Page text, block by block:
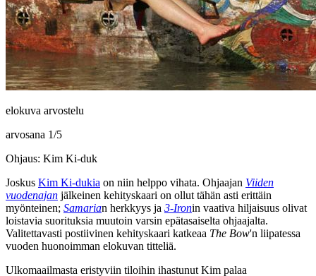
elokuva arvostelu
arvosana 1/5
Ohjaus: Kim Ki-duk
Joskus Kim Ki‑dukia on niin helppo vihata. Ohjaajan Viiden
vuodenajan jälkeinen kehityskaari on ollut tähän asti erittäin
myönteinen; Samarian herkkyys ja 3‑Ironin vaativa hiljaisuus olivat
loistavia suorituksia muutoin varsin epätasaiselta ohjaajalta.
Valitettavasti postiivinen kehityskaari katkeaa The Bow'n liipatessa
vuoden huonoimman elokuvan titteliä.
Ulkomaailmasta eristyviin tiloihin ihastunut Kim palaa